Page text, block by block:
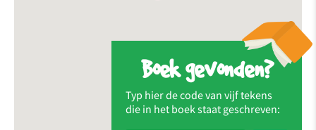
Boek gevonden?
Typ hier de code van vijf tekens
die in het boek staat geschreven: